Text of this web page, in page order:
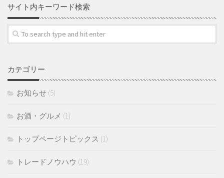
サイト内キーワード検索
カテゴリー
お知らせ (5)
お酒・グルメ (1)
トップページトピックス (1)
トレードノウハウ (19)